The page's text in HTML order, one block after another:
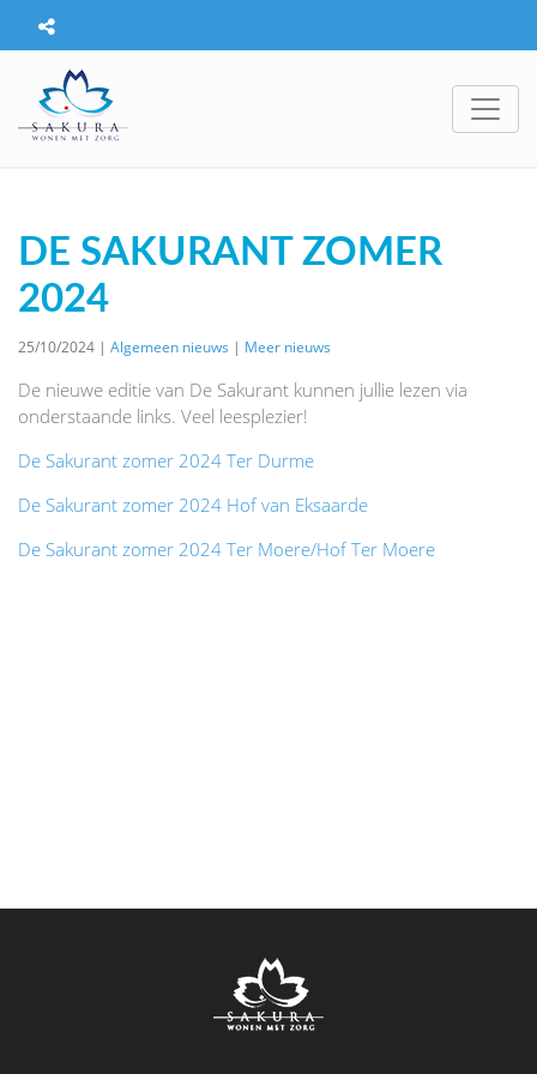
DE SAKURANT ZOMER
2024
25/10/2024 | Algemeen nieuws | Meer nieuws
De nieuwe editie van De Sakurant kunnen jullie lezen via
onderstaande links. Veel leesplezier!
De Sakurant zomer 2024 Ter Durme
De Sakurant zomer 2024 Hof van Eksaarde
De Sakurant zomer 2024 Ter Moere/Hof Ter Moere